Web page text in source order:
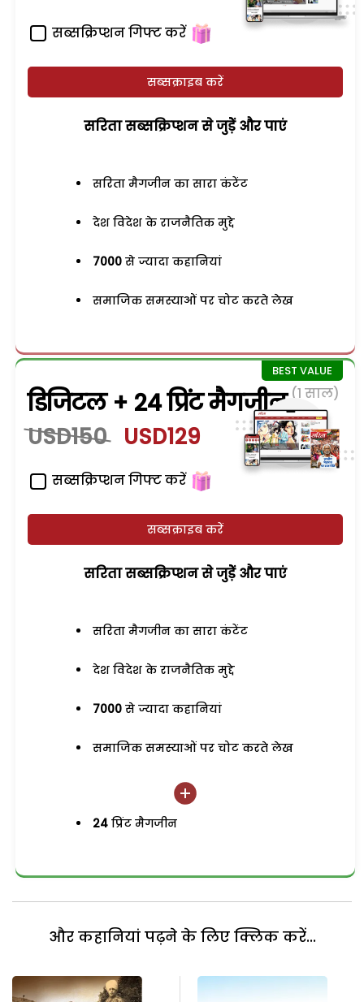
सब्सक्रिप्शन गिफ्ट करें
सब्सक्राइब करें
सरिता सब्सक्रिप्शन से जुड़ेें और पाएं
सरिता मैगजीन का सारा कंटेंट
देश विदेश के राजनैतिक मुद्दे
7000 से ज्यादा कहानियां
समाजिक समस्याओं पर चोट करते लेख
डिजिटल + 24 प्रिंट मैगजीन (1 साल)
USD150 USD129
सब्सक्रिप्शन गिफ्ट करें
सब्सक्राइब करें
सरिता सब्सक्रिप्शन से जुड़ेें और पाएं
सरिता मैगजीन का सारा कंटेंट
देश विदेश के राजनैतिक मुद्दे
7000 से ज्यादा कहानियां
समाजिक समस्याओं पर चोट करते लेख
24 प्रिंट मैगजीन
और कहानियां पढ़ने के लिए क्लिक करें...